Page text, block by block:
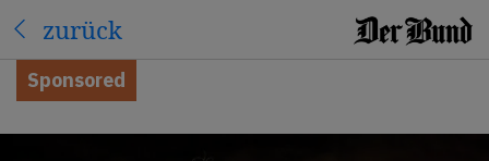
zurück
Sponsored